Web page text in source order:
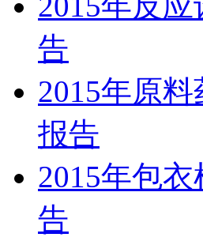
告
2015年原
报告
2015年包
告